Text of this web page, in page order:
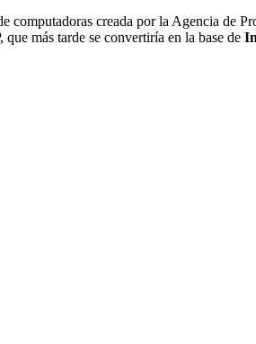
computadoras creada por la Agencia de
más tarde se convertiría en la base de